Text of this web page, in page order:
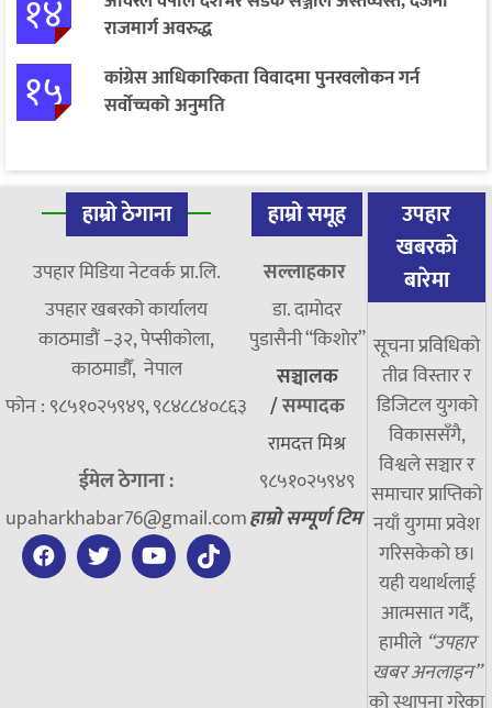
१४
राजमार्ग अवरुद्ध
१५
कांग्रेस आधिकारिकता विवादमा पुनरवलोकन गर्न
सर्वोच्चको अनुमति
हाम्रो ठेगाना
उपहार मिडिया नेटवर्क प्रा.लि.
उपहार खबरको कार्यालय
काठमाडौं –३२, पेप्सीकोला,
काठमाडौँ, नेपाल
फोन : ९८५१०२५९४९, ९८४८८४०८६३
ईमेल ठेगाना :
upaharkhabar76@gmail.com
हाम्रो समूह
सल्लाहकार
डा. दामाेदर
पुडासैनी “किशाेर”
सञ्चालक
/सम्पादक
रामदत्त मिश्र
९८५१०२५९४९
हाम्रो सम्पूर्ण टिम
उपहार
खबरको
बारेमा
सूचना प्रविधिको
तीव्र विस्तार र
डिजिटल युगको
विकाससँगै,
विश्वले सञ्चार र
समाचार प्राप्तिको
नयाँ युगमा प्रवेश
गरिसकेको छ।
यही यथार्थलाई
आत्मसात गर्दै,
हामीले “उपहार
खबर अनलाइन”